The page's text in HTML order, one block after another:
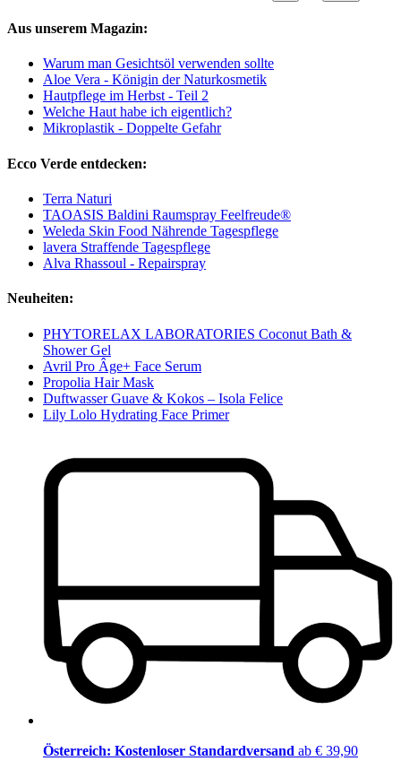
Aus unserem Magazin:
Warum man Gesichtsöl verwenden sollte
Aloe Vera - Königin der Naturkosmetik
Hautpflege im Herbst - Teil 2
Welche Haut habe ich eigentlich?
Mikroplastik - Doppelte Gefahr
Ecco Verde entdecken:
Terra Naturi
TAOASIS Baldini Raumspray Feelfreude®
Weleda Skin Food Nährende Tagespflege
lavera Straffende Tagespflege
Alva Rhassoul - Repairspray
Neuheiten:
PHYTORELAX LABORATORIES Coconut Bath &
Shower Gel
Avril Pro Âge+ Face Serum
Propolia Hair Mask
Duftwasser Guave & Kokos – Isola Felice
Lily Lolo Hydrating Face Primer
Österreich: Kostenloser Standardversand ab € 39,90